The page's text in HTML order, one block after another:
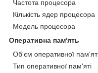
Частота процесора
Кількість ядер процесора
Модель процесора
Оперативна пам'ять
Об'єм оперативної
Тип оперативної пам'яті